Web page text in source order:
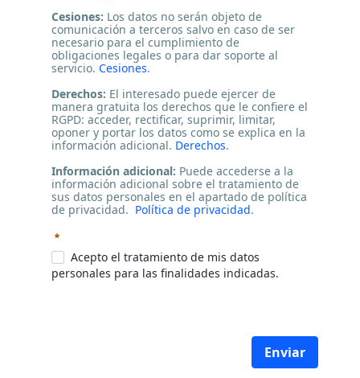
Cesiones: Los datos no serán objeto de
comunicación a terceros salvo en caso de ser
necesario para el cumplimiento de
obligaciones legales o para dar soporte al
servicio. Cesiones.
Derechos: El interesado puede ejercer de
manera gratuita los derechos que le confiere el
RGPD: acceder, rectificar, suprimir, limitar,
oponer y portar los datos como se explica en la
información adicional. Derechos.
Información adicional: Puede accederse a la
información adicional sobre el tratamiento de
sus datos personales en el apartado de política
de privacidad. Política de privacidad.
Requerido
Acepto el tratamiento de mis datos
personales para las finalidades indicadas.
Enviar